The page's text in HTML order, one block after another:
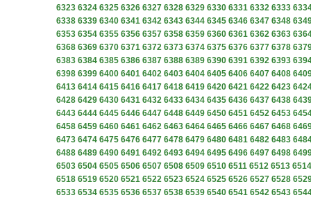
6323 6324 6325 6326 6327 6328 6329 6330 6331 6332 6333
6338 6339 6340 6341 6342 6343 6344 6345 6346 6347 6348
6353 6354 6355 6356 6357 6358 6359 6360 6361 6362 6363
6368 6369 6370 6371 6372 6373 6374 6375 6376 6377 6378
6383 6384 6385 6386 6387 6388 6389 6390 6391 6392 6393
6398 6399 6400 6401 6402 6403 6404 6405 6406 6407 6408
6413 6414 6415 6416 6417 6418 6419 6420 6421 6422 6423
6428 6429 6430 6431 6432 6433 6434 6435 6436 6437 6438
6443 6444 6445 6446 6447 6448 6449 6450 6451 6452 6453
6458 6459 6460 6461 6462 6463 6464 6465 6466 6467 6468
6473 6474 6475 6476 6477 6478 6479 6480 6481 6482 6483
6488 6489 6490 6491 6492 6493 6494 6495 6496 6497 6498
6503 6504 6505 6506 6507 6508 6509 6510 6511 6512 6513 6514
6518 6519 6520 6521 6522 6523 6524 6525 6526 6527 6528
6533 6534 6535 6536 6537 6538 6539 6540 6541 6542 6543